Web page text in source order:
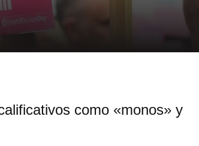
como «monos» y